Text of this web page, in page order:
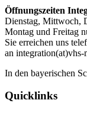
Öffnungszeiten
Dienstag, Mittwoch,
Montag und Freitag
Sie erreichen uns
an integration(at)vhs-
In den bayerischen
Quicklinks